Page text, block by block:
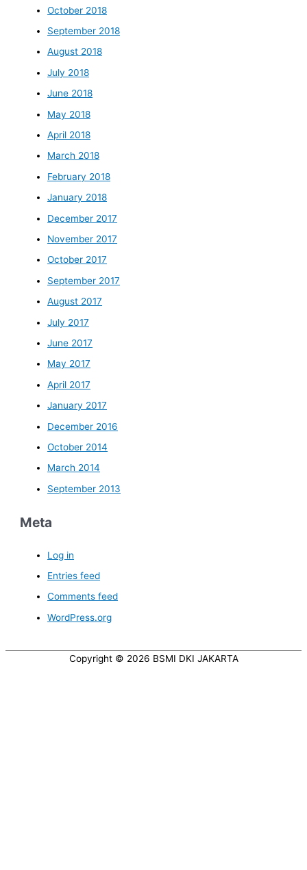
October 2018
September 2018
August 2018
July 2018
June 2018
May 2018
April 2018
March 2018
February 2018
January 2018
December 2017
November 2017
October 2017
September 2017
August 2017
July 2017
June 2017
May 2017
April 2017
January 2017
December 2016
October 2014
March 2014
September 2013
Meta
Log in
Entries feed
Comments feed
WordPress.org
Copyright © 2026 BSMI DKI JAKARTA